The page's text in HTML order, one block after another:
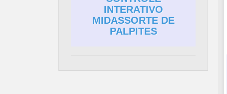
INTERATIVO
MIDASSORTE DE
PALPITES